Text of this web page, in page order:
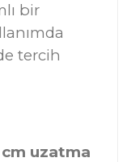
bir
tercih
uzatma